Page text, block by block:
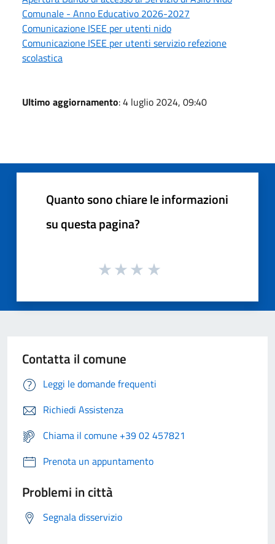
Comunale - Anno Educativo 2026-2027
Comunicazione ISEE per utenti nido
Comunicazione ISEE per utenti servizio refezione
scolastica
Ultimo aggiornamento: 4 luglio 2024, 09:40
Quanto sono chiare le informazioni
su questa pagina?
Contatta il comune
Leggi le domande frequenti
Richiedi Assistenza
Chiama il comune +39 02 457821
Prenota un appuntamento
Problemi in città
Segnala disservizio